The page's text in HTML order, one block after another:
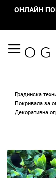
ОНЛАЙН
Градинска
Покривала за
Декоративна
края
на
галерията